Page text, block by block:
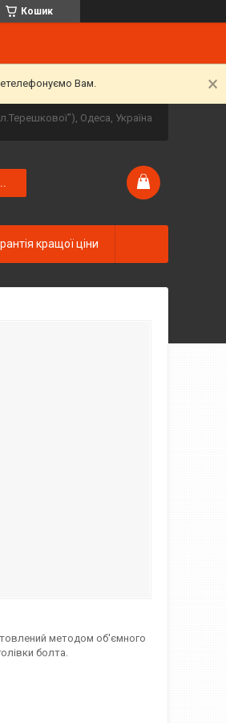
Кошик
Вам.
Одеса, Україна
кращої ціни
методом об'ємного
болта.